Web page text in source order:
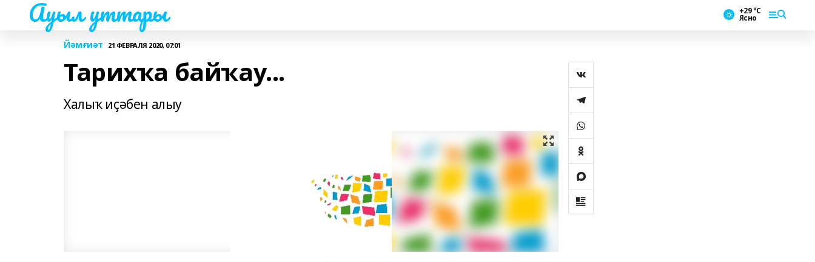
Ауыл уттары +29 °С
Ясно
Йәмғиәт 21 ФЕВРАЛЯ 2020, 07:01
Тарихҡа байҡау...
Халыҡ иҫәбен алыу